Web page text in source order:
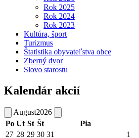
Rok 2025
Rok 2024
Rok 2023
Kultúra, šport
Turizmus
Štatistika obyvateľstva obce
Zberný dvor
Slovo starostu
Kalendár akcií
August2026
Po Ut St Št Pia
27 28 29 30 31 1